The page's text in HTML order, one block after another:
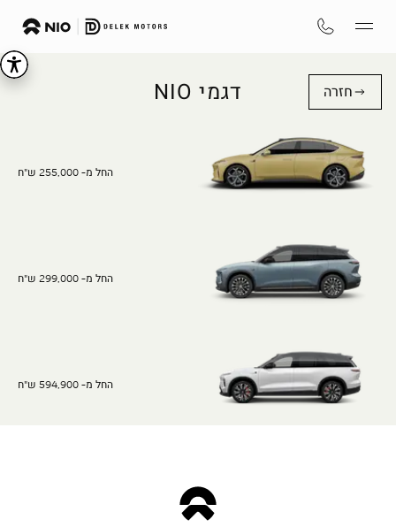
חזרה דגמי NIO
החל מ- 255,000 ש"ח
החל מ- 299,000 ש"ח
החל מ- 594,900 ש"ח